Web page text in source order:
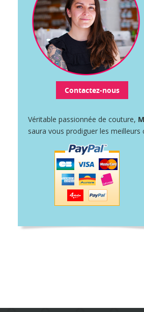
Contactez-nous
Véritable passionnée de couture,
saura vous prodiguer les meilleurs